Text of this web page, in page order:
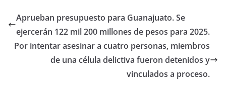
o
o
k
p
p
n
Aprueban presupuesto para Guanajuato. Se
ejercerán 122 mil 200 millones de pesos para 2025.
Por intentar asesinar a cuatro personas, miembros
de una célula delictiva fueron detenidos y
vinculados a proceso.